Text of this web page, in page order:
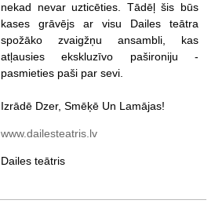
nekad nevar uzticēties. Tādēļ šis būs
kases grāvējs ar visu Dailes teātra
spožāko zvaigžņu ansambli, kas
atļausies ekskluzīvo pašironiju -
pasmieties paši par sevi.
Izrādē Dzer, Smēķē Un Lamājas!
www.dailesteatris.lv
Dailes teātris